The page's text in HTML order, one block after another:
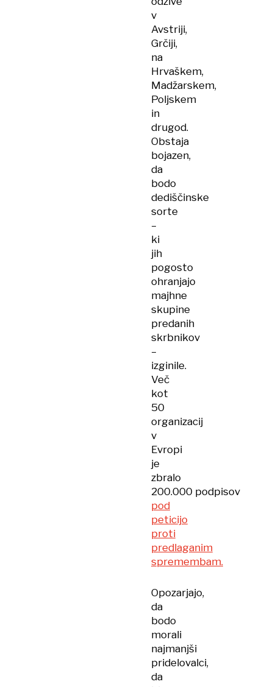
v
Avstriji,
Grčiji,
na
Hrvaškem,
Madžarskem,
Poljskem
in
drugod.
Obstaja
bojazen,
da
bodo
dediščinske
sorte
–
ki
jih
pogosto
ohranjajo
majhne
skupine
predanih
skrbnikov
–
izginile.
Več
kot
50
organizacij
v
Evropi
je
zbralo
200.000 podpisov
pod
peticijo
proti
predlaganim
spremembam.
Opozarjajo,
da
bodo
morali
najmanjši
pridelovalci,
da